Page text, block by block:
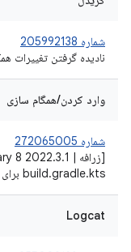
شماره 205992138
نادیده گرفتن تغییرات
وارد کردن/همگام سازی
شماره 272065005
build.gradle.kts برای پروژه جدید
Logcat